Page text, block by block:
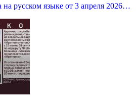
на русском языке от 3 апреля 2026…